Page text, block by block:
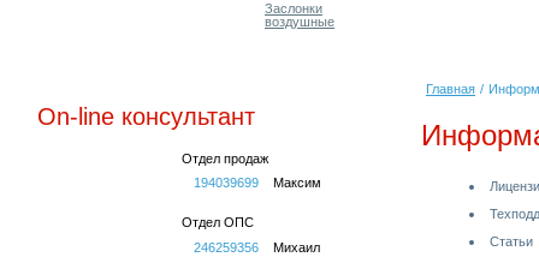
Заслонки
воздушные
On-line консультант
Отдел продаж
194039699
Максим
Отдел ОПС
246259356
Михаил
Главная /
Статьи